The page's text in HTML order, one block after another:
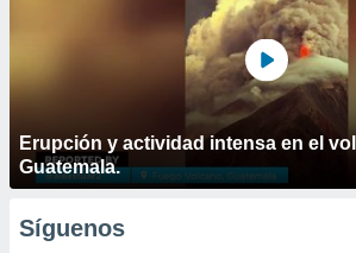
Erupción y actividad intensa en el
Guatemala.
Síguenos